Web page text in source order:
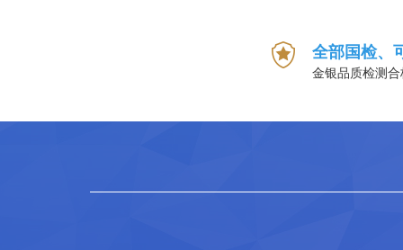
全部国检、
金银品质检测